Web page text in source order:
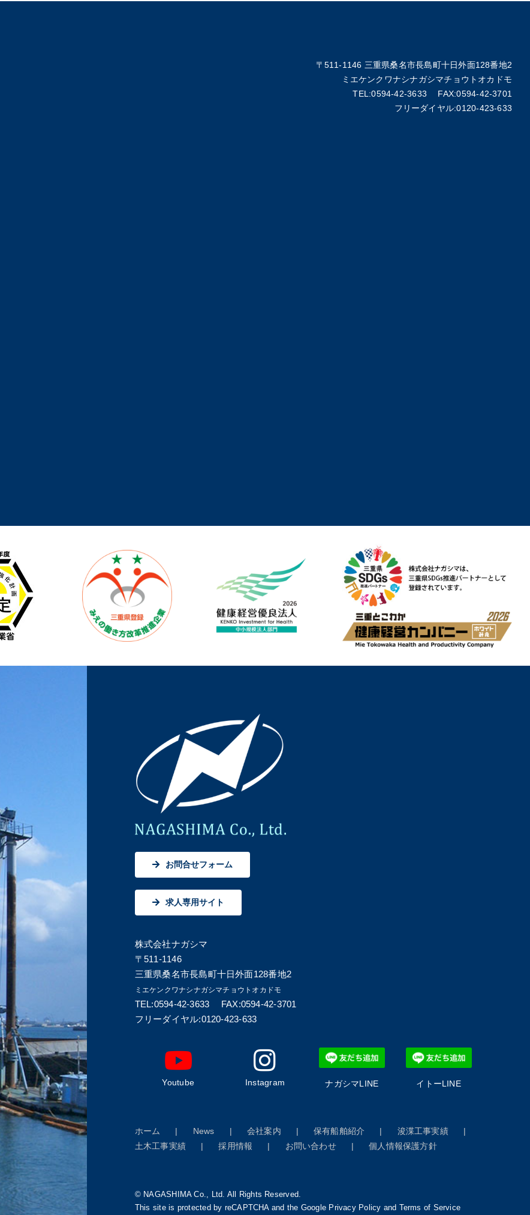
〒511-1146 三重県桑名市長島町十日外面128番地2
ミエケンクワナシナガシマチョウトオカドモ
TEL:0594-42-3633 FAX:0594-42-3701
フリーダイヤル:0120-423-633
お問合せフォーム
求人専用サイト
株式会社ナガシマ
〒511-1146
三重県桑名市長島町十日外面128番地2
ミエケンクワナシナガシマチョウトオカドモ
TEL:0594-42-3633 FAX:0594-42-3701
フリーダイヤル:0120-423-633
Youtube Instagram ナガシマLINE イトーLINE
ホーム News 会社案内 保有船舶紹介
浚渫工事実績
土木工事実績
採用情報 お問い合わせ 個人情報保護方針
© NAGASHIMA Co., Ltd. All Rights Reserved.
This site is protected by reCAPTCHA and the Google Privacy Policy and Terms of Service